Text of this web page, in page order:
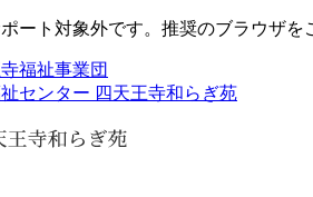
ート対象外です。推奨のブラウザを
福祉事業団
センター 四天王寺和らぎ苑